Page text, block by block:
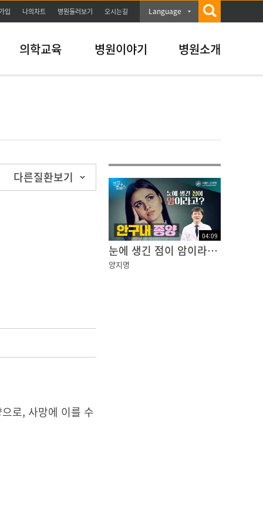
입 나의차트 병원둘러보기 오시는길 Language
의학교육 병원이야기 병원소개
다른질환보기
로, 사망에 이를 수
04:09
눈에 생긴 점이 암이라고? 안구내 종양 | 건강플러스
양지명